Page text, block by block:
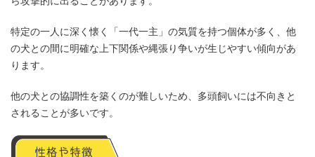
特定の一人に深く懐く「一代一主」の気質を持つ個体が多く、他
の犬との間に明確な上下関係や縄張り争いが生じやすい傾向があ
ります。
他の犬との協調性を築くのが難しいため、多頭飼いには不向きと
されることが多いです。